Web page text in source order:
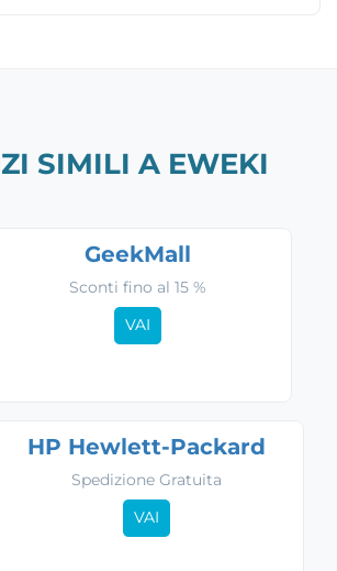
SIMILI A EWEKI
GeekMall
Sconti fino al 15 %
VAI
HP Hewlett-Packard
Spedizione Gratuita
VAI